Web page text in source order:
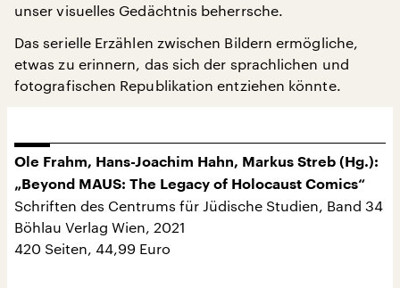
unser visuelles Gedächtnis beherrsche.
Das serielle Erzählen zwischen Bildern ermögliche,
etwas zu erinnern, das sich der sprachlichen und
fotografischen Republikation entziehen könnte.
Ole Frahm, Hans-Joachim Hahn, Markus Streb (Hg.):
„Beyond MAUS: The Legacy of Holocaust Comics“
Schriften des Centrums für Jüdische Studien, Band 34
Böhlau Verlag Wien, 2021
420 Seiten, 44,99 Euro